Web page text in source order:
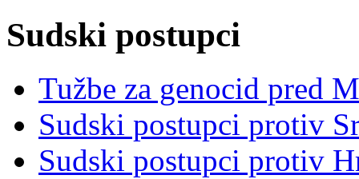
Sudski postupci
Tužbe za genocid pred
Sudski postupci protiv
Sudski postupci protiv